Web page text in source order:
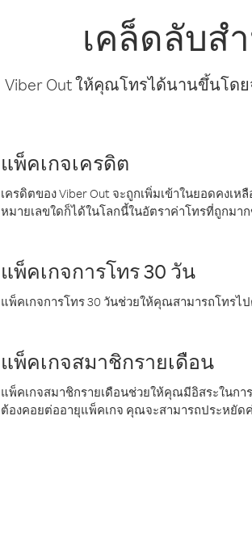
เคล็ดลับส
Viber Out ให้คุณโทรได้นานขึ้นโด
แพ็คเกจเครดิต
เครดิตของ Viber Out จะถูกเพิ่มเข้าในยอดคง
หมายเลขใดก็ได้ในโลกนี้ในอัตราค่าโทรที่ถูกมาก
แพ็คเกจการโทร 30 วัน
แพ็คเกจการโทร 30 วันช่วยให้คุณสามารถโทรไ
แพ็คเกจสมาชิกรายเดือน
แพ็คเกจสมาชิกรายเดือนช่วยให้คุณมีอิสระในก
ต้องคอยต่ออายุแพ็คเกจ คุณจะสามารถประหยั